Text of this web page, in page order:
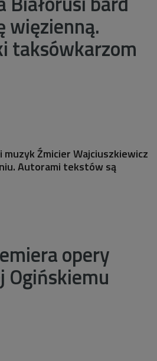
więzienną.
taksówkarzom
muzyk Źmicier Wajciuszkiewicz
Autorami tekstów są
opery
Ogińskiemu